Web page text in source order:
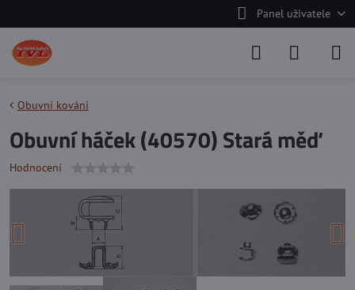
Panel uživatele
Obuvní kování
Obuvní háček (40570) Stará měď
Hodnocení